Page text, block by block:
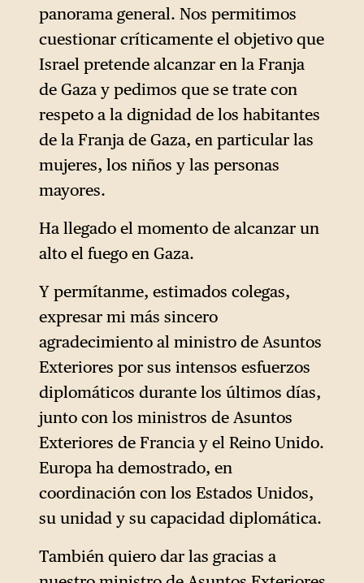
panorama general. Nos permitimos
cuestionar críticamente el objetivo que
Israel pretende alcanzar en la Franja
de Gaza y pedimos que se trate con
respeto a la dignidad de los habitantes
de la Franja de Gaza, en particular las
mujeres, los niños y las personas
mayores.
Ha llegado el momento de alcanzar un
alto el fuego en Gaza.
Y permítanme, estimados colegas,
expresar mi más sincero
agradecimiento al ministro de Asuntos
Exteriores por sus intensos esfuerzos
diplomáticos durante los últimos días,
junto con los ministros de Asuntos
Exteriores de Francia y el Reino Unido.
Europa ha demostrado, en
coordinación con los Estados Unidos,
su unidad y su capacidad diplomática.
También quiero dar las gracias a